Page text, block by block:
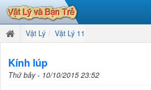
Vật Lý Vật Lý 11
Kính lúp
Thứ bảy - 10/10/2015 23:52